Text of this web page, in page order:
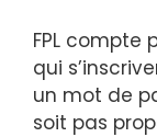
FPL compte
qui
un mot de
soit pas